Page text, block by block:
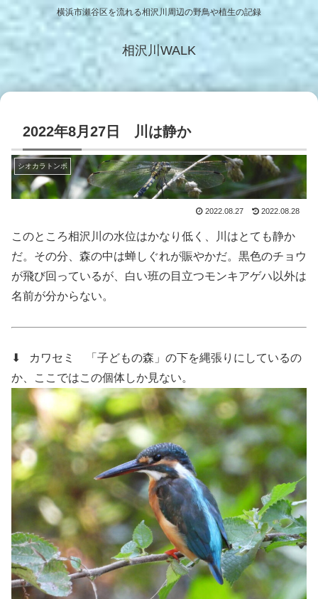
横浜市瀬谷区を流れる相沢川周辺の野鳥や植生の記録
相沢川WALK
2022年8月27日 川は静か
シオカラトンボ
2022.08.27 2022.08.28
このところ相沢川の水位はかなり低く、川はとても静か
だ。その分、森の中は蝉しぐれが賑やかだ。黒色のチョウ
が飛び回っているが、白い班の目立つモンキアゲハ以外は
名前が分からない。
⬇ カワセミ
「子どもの森」の下を縄張りにしているの
か、ここではこの個体しか見ない。